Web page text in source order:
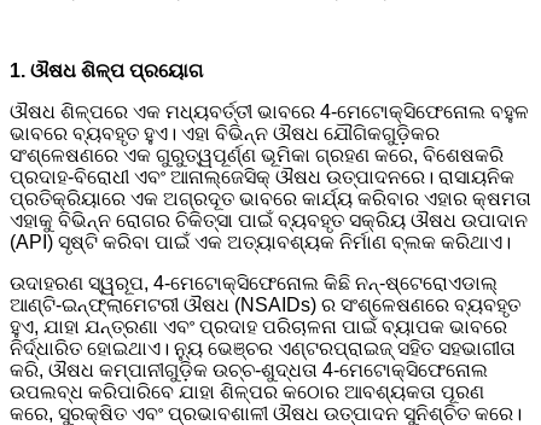
1. ଔଷଧ ଶିଳ୍ପ ପ୍ରୟୋଗ
ଔଷଧ ଶିଳ୍ପରେ ଏକ ମଧ୍ୟବର୍ତ୍ତୀ ଭାବରେ 4-ମେଟୋକ୍ସିଫେନୋଲ ବହୁଳ
ଭାବରେ ବ୍ୟବହୃତ ହୁଏ। ଏହା ବିଭିନ୍ନ ଔଷଧ ଯୌଗିକଗୁଡ଼ିକର
ସଂଶ୍ଳେଷଣରେ ଏକ ଗୁରୁତ୍ୱପୂର୍ଣ୍ଣ ଭୂମିକା ଗ୍ରହଣ କରେ, ବିଶେଷକରି
ପ୍ରଦାହ-ବିରୋଧୀ ଏବଂ ଆନାଲ୍ଜେସିକ୍ ଔଷଧ ଉତ୍ପାଦନରେ। ରାସାୟନିକ
ପ୍ରତିକ୍ରିୟାରେ ଏକ ଅଗ୍ରଦୂତ ଭାବରେ କାର୍ଯ୍ୟ କରିବାର ଏହାର କ୍ଷମତା
ଏହାକୁ ବିଭିନ୍ନ ରୋଗର ଚିକିତ୍ସା ପାଇଁ ବ୍ୟବହୃତ ସକ୍ରିୟ ଔଷଧ ଉପାଦାନ
(API) ସୃଷ୍ଟି କରିବା ପାଇଁ ଏକ ଅତ୍ୟାବଶ୍ୟକ ନିର୍ମାଣ ବ୍ଲକ କରିଥାଏ।
ଉଦାହରଣ ସ୍ୱରୂପ, 4-ମେଟୋକ୍ସିଫେନୋଲ କିଛି ନନ୍-ଷ୍ଟେରୋଏଡାଲ୍
ଆଣ୍ଟି-ଇନ୍ଫ୍ଲାମେଟରୀ ଔଷଧ (NSAIDs) ର ସଂଶ୍ଳେଷଣରେ ବ୍ୟବହୃତ
ହୁଏ, ଯାହା ଯନ୍ତ୍ରଣା ଏବଂ ପ୍ରଦାହ ପରିଚାଳନା ପାଇଁ ବ୍ୟାପକ ଭାବରେ
ନିର୍ଦ୍ଧାରିତ ହୋଇଥାଏ। ନ୍ୟୁ ଭେଞ୍ଚର ଏଣ୍ଟରପ୍ରାଇଜ୍ ସହିତ ସହଭାଗୀତା
କରି, ଔଷଧ କମ୍ପାନୀଗୁଡ଼ିକ ଉଚ୍ଚ-ଶୁଦ୍ଧତା 4-ମେଟୋକ୍ସିଫେନୋଲ
ଉପଲବ୍ଧ କରିପାରିବେ ଯାହା ଶିଳ୍ପର କଠୋର ଆବଶ୍ୟକତା ପୂରଣ
କରେ, ସୁରକ୍ଷିତ ଏବଂ ପ୍ରଭାବଶାଳୀ ଔଷଧ ଉତ୍ପାଦନ ସୁନିଶ୍ଚିତ କରେ।